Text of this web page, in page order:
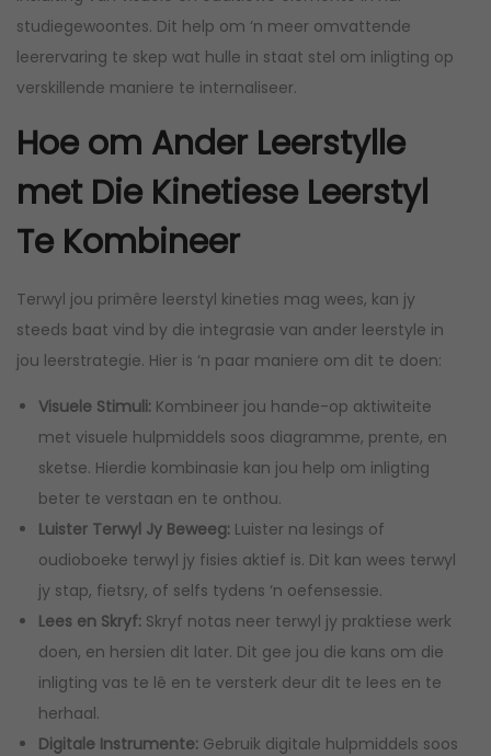
studiegewoontes. Dit help om ‘n meer omvattende
leerervaring te skep wat hulle in staat stel om inligting op
verskillende maniere te internaliseer.
Hoe om Ander Leerstylle
met Die Kinetiese Leerstyl
Te Kombineer
Terwyl jou primêre leerstyl kineties mag wees, kan jy
steeds baat vind by die integrasie van ander leerstyle in
jou leerstrategie. Hier is ‘n paar maniere om dit te doen:
Visuele Stimuli: Kombineer jou hande-op aktiwiteite
met visuele hulpmiddels soos diagramme, prente, en
sketse. Hierdie kombinasie kan jou help om inligting
beter te verstaan en te onthou.
Luister Terwyl Jy Beweeg: Luister na lesings of
oudioboeke terwyl jy fisies aktief is. Dit kan wees terwyl
jy stap, fietsry, of selfs tydens ‘n oefensessie.
Lees en Skryf: Skryf notas neer terwyl jy praktiese werk
doen, en hersien dit later. Dit gee jou die kans om die
inligting vas te lê en te versterk deur dit te lees en te
herhaal.
Digitale Instrumente: Gebruik digitale hulpmiddels soos